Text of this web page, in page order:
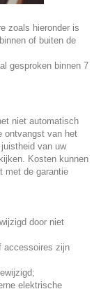
zoals hieronder is
of buiten de
gesproken binnen 7
niet automatisch
ontvangst van het
van uw
Kosten kunnen
met de garantie
door niet
accessoires zijn
elektrische